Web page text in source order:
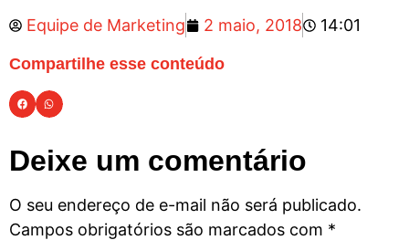
Equipe de Marketing 2 maio, 2018 14:01
Compartilhe esse conteúdo
Deixe um comentário
O seu endereço de e-mail não será publicado.
Campos obrigatórios são marcados com *